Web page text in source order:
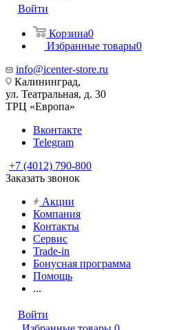
Войти
Корзина0
Избранные товары0
info@icenter-store.ru
Калининград,
ул. Театральная, д. 30
ТРЦ «Европа»
Вконтакте
Telegram
+7 (4012) 790-800
Заказать звонок
Акции
Компания
Контакты
Сервис
Trade-in
Бонусная программа
Помощь
...
Войти